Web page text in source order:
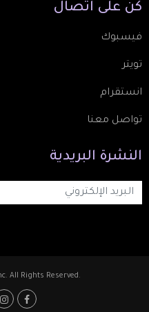
كُن على اتصال
فيسبوك
تويتر
انستقرام
تواصل معنا
النشرة البريدية
All Rights Reserved.
Footer: Social Media